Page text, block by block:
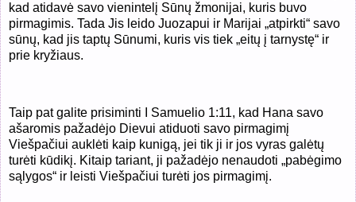
kad atidavė savo vienintelį Sūnų žmonijai, kuris buvo
pirmagimis. Tada Jis leido Juozapui ir Marijai „atpirkti“ savo
sūnų, kad jis taptų Sūnumi, kuris vis tiek „eitų į tarnystę“ ir
prie kryžiaus.
Taip pat galite prisiminti I Samuelio 1:11, kad Hana savo
ašaromis pažadėjo Dievui atiduoti savo pirmagimį
Viešpačiui auklėti kaip kunigą, jei tik ji ir jos vyras galėtų
turėti kūdikį. Kitaip tariant, ji pažadėjo nenaudoti „pabėgimo
sąlygos“ ir leisti Viešpačiui turėti jos pirmagimį.